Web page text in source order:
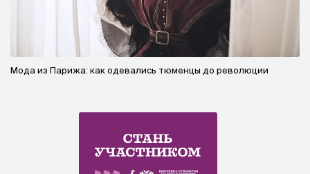
Мода из Парижа: как одевались тюменцы до революции